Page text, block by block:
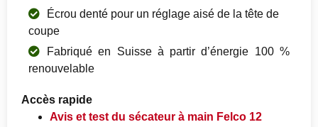
Écrou denté pour un réglage aisé de la tête de
coupe
Fabriqué en Suisse à partir d’énergie 100 %
renouvelable
Accès rapide
Avis et test du sécateur à main Felco 12